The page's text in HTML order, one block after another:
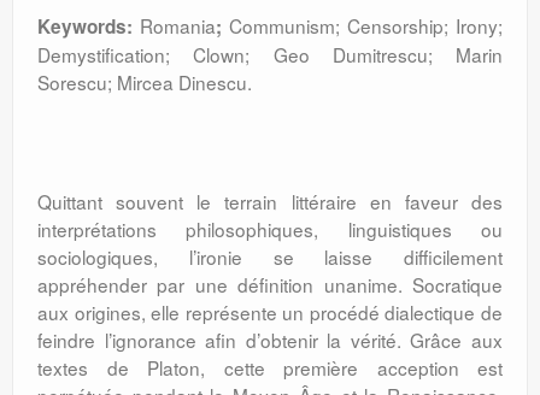
Keywords: Romania; Communism; Censorship; Irony;
Demystification; Clown; Geo Dumitrescu; Marin
Sorescu; Mircea Dinescu.
Quittant souvent le terrain littéraire en faveur des
interprétations philosophiques, linguistiques ou
sociologiques, l’ironie se laisse difficilement
appréhender par une définition unanime. Socratique
aux origines, elle représente un procédé dialectique de
feindre l’ignorance afin d’obtenir la vérité. Grâce aux
textes de Platon, cette première acception est